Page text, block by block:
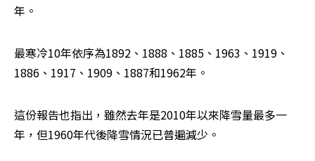
年。
最寒冷10年依序為1892、1888、1885、1963、1919、
1886、1917、1909、1887和1962年。
這份報告也指出，雖然去年是2010年以來降雪量最多一
年，但1960年代後降雪情況已普遍減少。